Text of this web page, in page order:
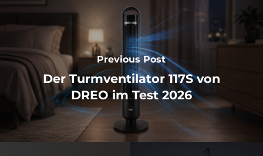
Previous Post
Der Turmventilator 117S von
DREO im Test 2026